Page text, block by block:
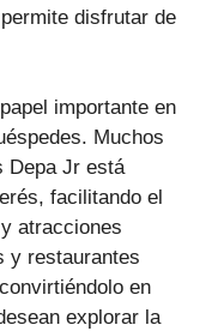
disfrutar de
importante en
Muchos
Depa Jr está
facilitando el
atracciones
y restaurantes
en
explorar la